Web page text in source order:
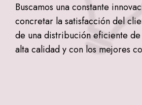
Buscamos una constante
concretar la satisfacción del
de una distribución eficiente
alta calidad y con los mejores